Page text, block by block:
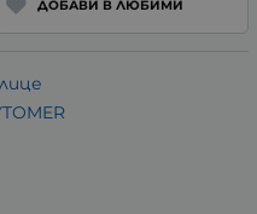
ДОБАВИ В ЛЮБИМИ